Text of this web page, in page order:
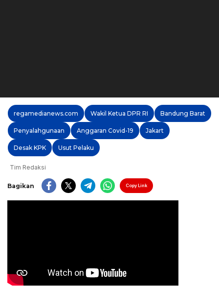
regamedianews.com Wakil Ketua DPR RI Bandung Barat
Penyalahgunaan Anggaran Covid-19 Jakart
Desak KPK Usut Pelaku
Tim Redaksi
Bagikan Copy Link